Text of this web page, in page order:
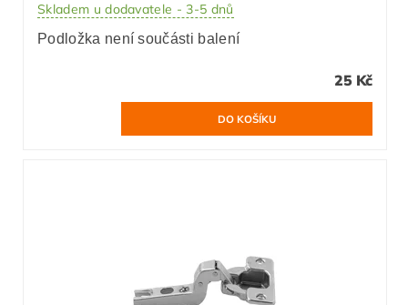
Skladem u dodavatele - 3-5 dnů
Podložka není součásti balení
25 Kč